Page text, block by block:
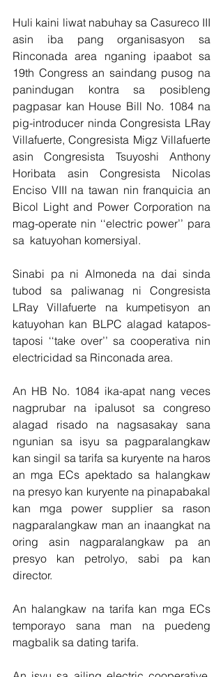
Huli kaini liwat nabuhay sa Casureco III
asin iba pang organisasyon sa
Rinconada area nganing ipaabot sa
19th Congress an saindang pusog na
panindugan kontra sa posibleng
pagpasar kan House Bill No. 1084 na
pig-introducer ninda Congresista LRay
Villafuerte, Congresista Migz Villafuerte
asin Congresista Tsuyoshi Anthony
Horibata asin Congresista Nicolas
Enciso VIII na tawan nin franquicia an
Bicol Light and Power Corporation na
mag-operate nin ‘‘electric power’’ para
sa  katuyohan komersiyal.
Sinabi pa ni Almoneda na dai sinda
tubod sa paliwanag ni Congresista
LRay Villafuerte na kumpetisyon an
katuyohan kan BLPC alagad katapos-
taposi ‘‘take over’’ sa cooperativa nin
electricidad sa Rinconada area.
An HB No. 1084 ika-apat nang veces
nagprubar na ipalusot sa congreso
alagad risado na nagsasakay sana
ngunian sa isyu sa pagparalangkaw
kan singil sa tarifa sa kuryente na haros
an mga ECs apektado sa halangkaw
na presyo kan kuryente na pinapabakal
kan mga power supplier sa rason
nagparalangkaw man an inaangkat na
oring asin nagparalangkaw pa an
presyo kan petrolyo, sabi pa kan
director.
An halangkaw na tarifa kan mga ECs
temporayo sana man na puedeng
magbalik sa dating tarifa.